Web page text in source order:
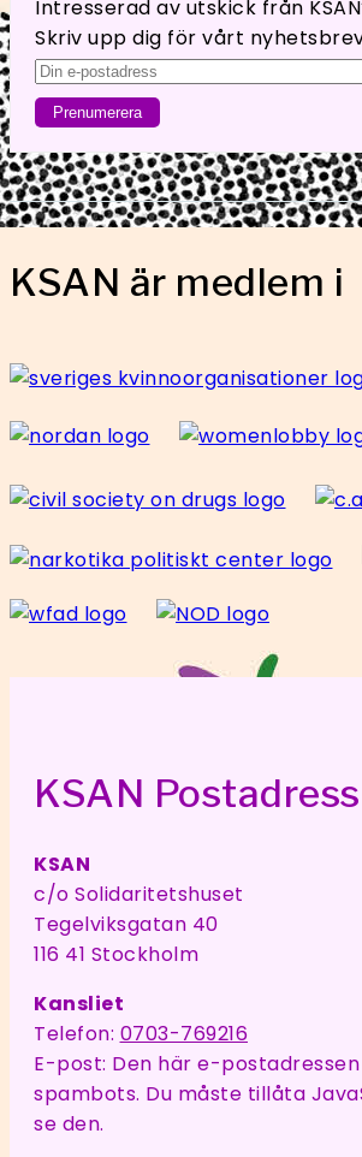
Intresserad av utskick från
Skriv upp dig för vårt
KSAN är medlem i
KSAN Postadress
KSAN
c/o Solidaritetshuset
Tegelviksgatan 40
116 41 Stockholm
Kansliet
Telefon: 0703-769216
E-post: Den här e-
spambots. Du måste tillåta
se den.